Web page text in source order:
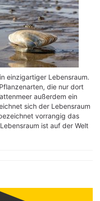
einzigartiger Lebensraum.
die nur dort
außerdem ein
sich der Lebensraum
vorrangig das
ist auf der Welt